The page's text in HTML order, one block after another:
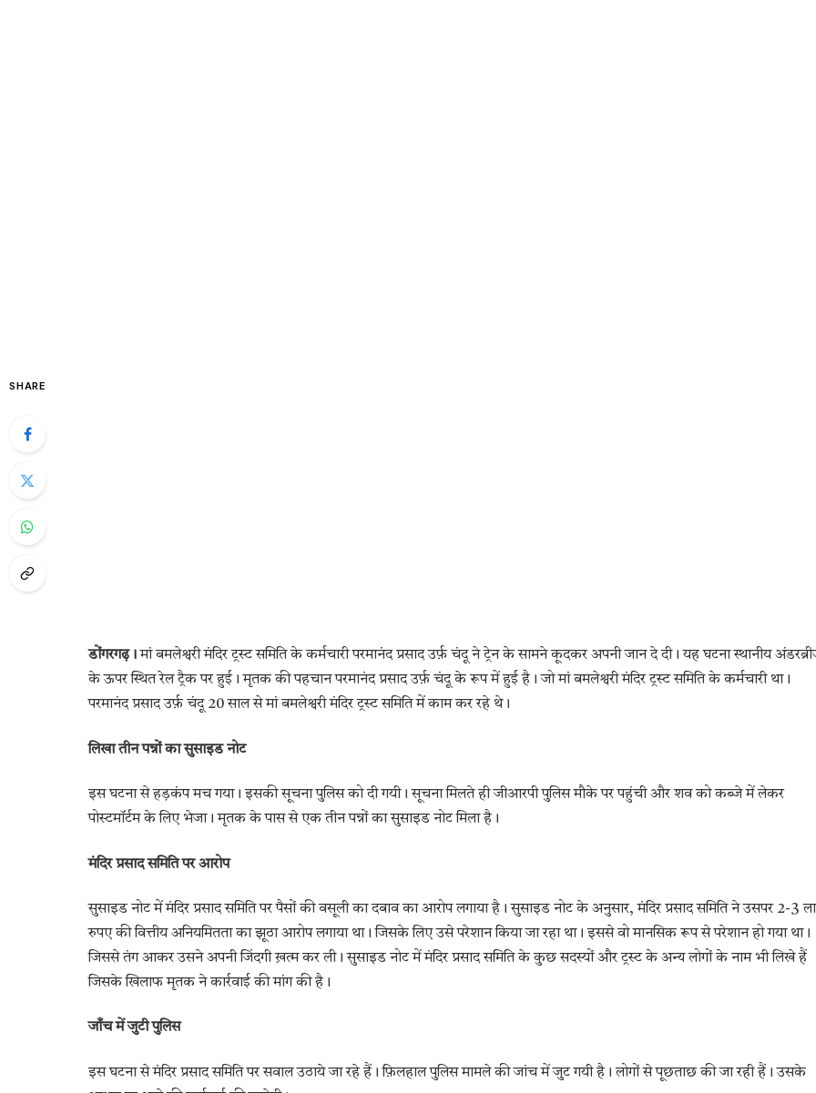
SHARE
डोंगरगढ़।मां बमलेश्वरी मंदिर ट्रस्ट समिति के कर्मचारी परमानंद प्रसाद उर्फ़ चंदू ने ट्रेन के सामने कूदकर अपनी जान दे दी। यह घटना स्थानीय
के ऊपर स्थित रेल ट्रैक पर हुई। मृतक की पहचान परमानंद प्रसाद उर्फ़ चंदू के रूप में हुई है। जो मां बमलेश्वरी मंदिर ट्रस्ट समिति के कर्मचारी था।
परमानंद प्रसाद उर्फ़ चंदू 20 साल से मां बमलेश्वरी मंदिर ट्रस्ट समिति में काम कर रहे थे।
लिखा तीन पन्नों का सुसाइड नोट
इस घटना से हड़कंप मच गया। इसकी सूचना पुलिस को दी गयी। सूचना मिलते ही जीआरपी पुलिस मौके पर पहुंची और शव को कब्जे में लेकर
पोस्टमॉर्टम के लिए भेजा। मृतक के पास से एक तीन पन्नों का सुसाइड नोट मिला है।
मंदिर प्रसाद समिति पर आरोप
सुसाइड नोट में मंदिर प्रसाद समिति पर पैसों की वसूली का दबाव का आरोप लगाया है। सुसाइड नोट के अनुसार, मंदिर प्रसाद समिति ने उसपर 2-3
रुपए की वित्तीय अनियमितता का झूठा आरोप लगाया था। जिसके लिए उसे परेशान किया जा रहा था। इससे वो मानसिक रूप से परेशान हो गया था।
जिससे तंग आकर उसने अपनी जिंदगी ख़त्म कर ली। सुसाइड नोट में मंदिर प्रसाद समिति के कुछ सदस्यों और ट्रस्ट के अन्य लोगों के नाम भी लिखे हैं
जिसके खिलाफ मृतक ने कार्रवाई की मांग की है।
जाँच में जुटी पुलिस
इस घटना से मंदिर प्रसाद समिति पर सवाल उठाये जा रहे हैं। फ़िलहाल पुलिस मामले की जांच में जुट गयी है। लोगों से पूछताछ की जा रही हैं। उसके